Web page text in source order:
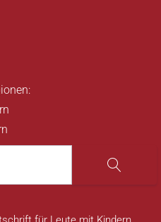
Suche